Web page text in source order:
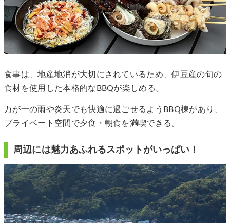
食事は、地産地消が大切にされているため、伊豆産の旬の
食材を使用した本格的なBBQが楽しめる。
万が一の雨や炎天でも快適に過ごせるようBBQ棟があり、
プライベート空間で夕食・朝食を満喫できる。
周辺には魅力あふれるスポットがいっぱい！